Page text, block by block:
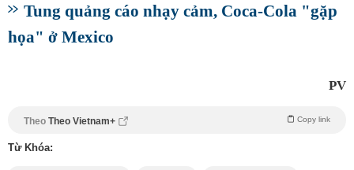
Tung quảng cáo nhạy cảm, Coca-Cola "gặp
họa" ở Mexico
PV
Theo Theo Vietnam+ Copy link
Từ Khóa: